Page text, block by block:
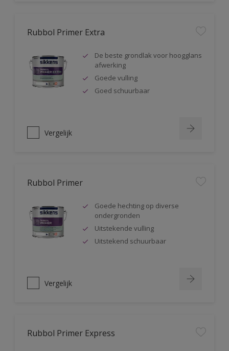
Rubbol Primer Extra
De beste grondlak voor hoogglans
afwerking
Goede vulling
Goed schuurbaar
Vergelijk
Rubbol Primer
Goede hechting op diverse
ondergronden
Uitstekende vulling
Uitstekend schuurbaar
Vergelijk
Rubbol Primer Express